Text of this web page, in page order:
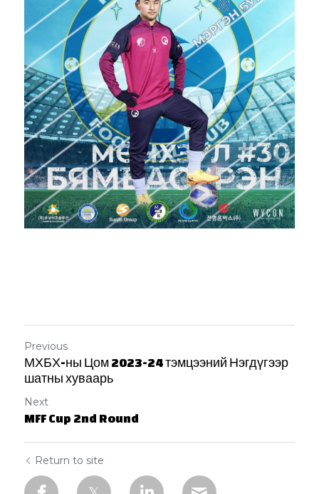
Previous
МХБХ-ны Цом 2023-24 тэмцээний Нэгдүгээр
шатны хуваарь
Next
MFF Cup 2nd Round
Return to site